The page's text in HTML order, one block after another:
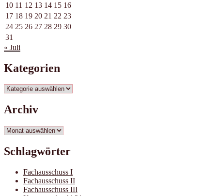
10 11 12 13 14 15 16
17 18 19 20 21 22 23
24 25 26 27 28 29 30
31
« Juli
Kategorien
Kategorien
Archiv
Archiv
Schlagwörter
Fachausschuss I
Fachausschuss II
Fachausschuss III